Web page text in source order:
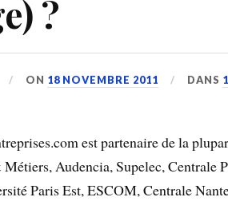
?
ON 18 NOVEMBRE 2011 DANS
est partenaire de la
Audencia, Supelec, Centrale
Paris Est, ESCOM, Centrale